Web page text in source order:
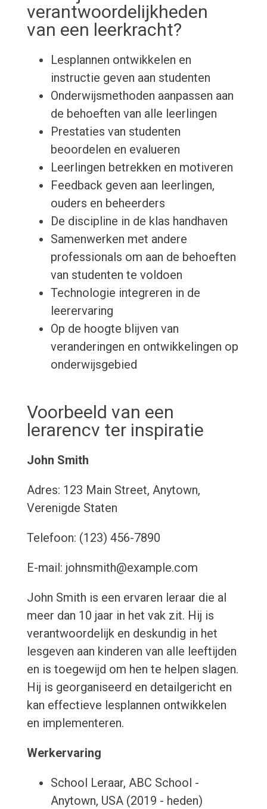
verantwoordelijkheden
van een leerkracht?
Lesplannen ontwikkelen en
instructie geven aan studenten
Onderwijsmethoden aanpassen aan
de behoeften van alle leerlingen
Prestaties van studenten
beoordelen en evalueren
Leerlingen betrekken en motiveren
Feedback geven aan leerlingen,
ouders en beheerders
De discipline in de klas handhaven
Samenwerken met andere
professionals om aan de behoeften
van studenten te voldoen
Technologie integreren in de
leerervaring
Op de hoogte blijven van
veranderingen en ontwikkelingen op
onderwijsgebied
Voorbeeld van een
lerarencv ter inspiratie
John Smith
Adres: 123 Main Street, Anytown,
Verenigde Staten
Telefoon: (123) 456-7890
E-mail: johnsmith@example.com
John Smith is een ervaren leraar die al
meer dan 10 jaar in het vak zit. Hij is
verantwoordelijk en deskundig in het
lesgeven aan kinderen van alle leeftijden
en is toegewijd om hen te helpen slagen.
Hij is georganiseerd en detailgericht en
kan effectieve lesplannen ontwikkelen
en implementeren.
Werkervaring
School Leraar, ABC School -
Anytown, USA (2019 - heden)